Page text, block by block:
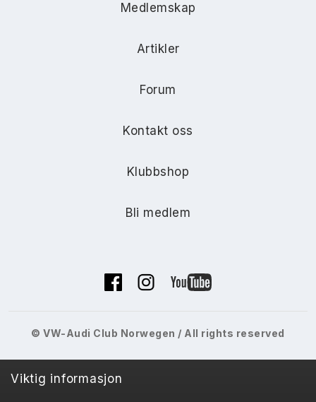
Medlemskap
Artikler
Forum
Kontakt oss
Klubbshop
Bli medlem
© VW-Audi Club Norwegen / All rights reserved
Viktig informasjon